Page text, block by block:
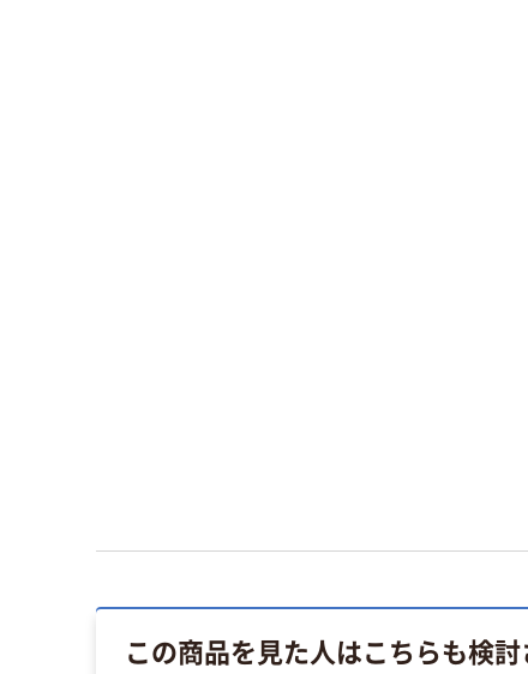
この商品を見た人はこちらも検